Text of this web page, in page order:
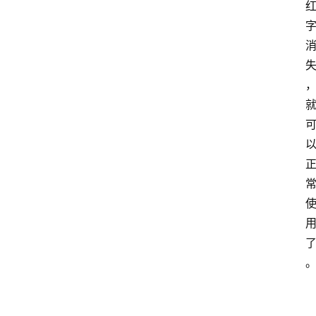
红
字
消
失
，
就
可
以
正
常
使
用
了
。